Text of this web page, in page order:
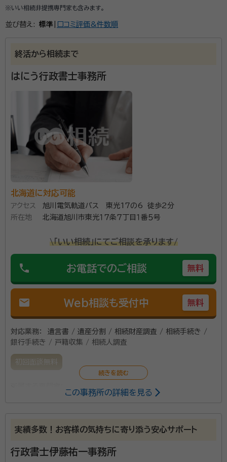
※いい相続非提携専門家も含みます。
並び替え: 標準 口コミ評価&件数順
終活から相続まで
はにう行政書士事務所
北海道に対応可能
アクセス
旭川電気軌道バス 東光17の6 徒歩2分
所在地
北海道旭川市東光１７条７丁目１番５号
\「いい相続」にてご相談を承ります/
phone お電話でのご相談 無料
mail Web相談も受付中 無料
対応業務：
遺言書 / 遺産分割 / 相続財産調査 / 相続手続き /
銀行手続き / 戸籍収集 / 相続人調査
初回面談無料
弊事務所は居宅介護支援事業所を併設しており、高齢者
を中心に、終活や介護、相続手続きに関してのご相談を
この事務所の詳細を見る
実績多数！お客様の気持ちに寄り添う安心サポート
行政書士伊藤祐一事務所